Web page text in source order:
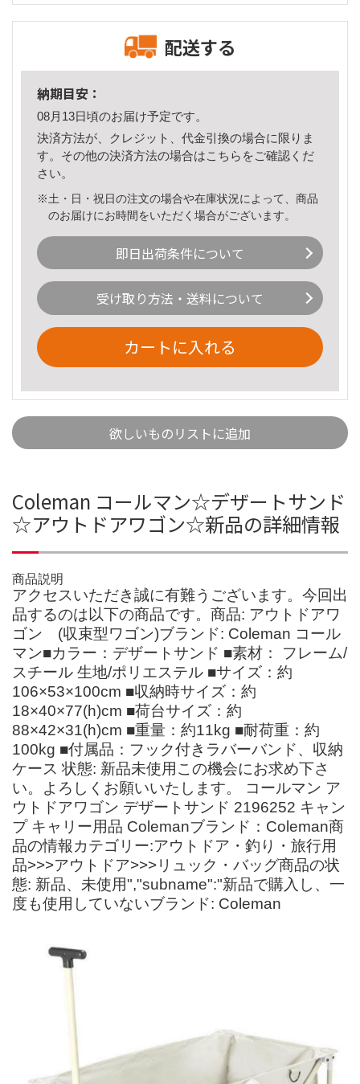
配送する
納期目安：
08月13日頃のお届け予定です。
決済方法が、クレジット、代金引換の場合に限りま
す。その他の決済方法の場合はこちら をご確認くだ
さい。
※土・日・祝日の注文の場合や在庫状況によって、商品
のお届けにお時間をいただく場合がございます。
即日出荷条件について
受け取り方法・送料について
カートに入れる
欲しいものリストに追加
Coleman コールマン☆デザートサンド
☆アウトドアワゴン☆新品の詳細情報
商品説明
アクセスいただき誠に有難うございます。今回出
品するのは以下の商品です。商品: アウトドアワ
ゴン (収束型ワゴン)ブランド: Coleman コール
マン■カラー：デザートサンド ■素材： フレーム/
スチール 生地/ポリエステル ■サイズ：約
106×53×100cm ■収納時サイズ：約
18×40×77(h)cm ■荷台サイズ：約
88×42×31(h)cm ■重量：約11kg ■耐荷重：約
100kg ■付属品：フック付きラバーバンド、収納
ケース 状態: 新品未使用この機会にお求め下さ
い。よろしくお願いいたします。 コールマン ア
ウトドアワゴン デザートサンド 2196252 キャン
プ キャリー用品 Colemanブランド：Coleman商
品の情報カテゴリー:アウトドア・釣り・旅行用
品>>>アウトドア>>>リュック・バッグ商品の状
態: 新品、未使用","subname":"新品で購入し、一
度も使用していないブランド: Coleman